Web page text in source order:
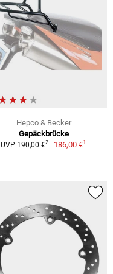
Hepco & Becker
Gepäckbrücke
UVP 190,00 €2 186,00 €1